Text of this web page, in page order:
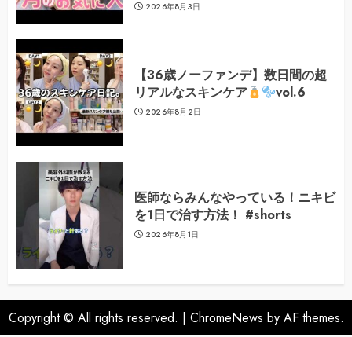
2026年8月3日
【36歳ノーファンデ】数日間の超
リアルなスキンケア
vol.6
2026年8月2日
医師ならみんなやっている！ニキビ
を1日で治す方法！ #shorts
2026年8月1日
Copyright © All rights reserved. | ChromeNews by AF themes.